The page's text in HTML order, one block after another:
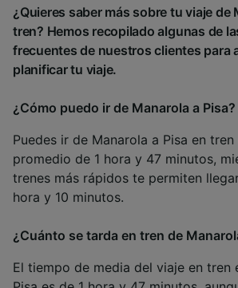
¿Quieres saber más sobre tu viaje de
tren? Hemos recopilado algunas de
frecuentes de nuestros clientes para
planificar tu viaje.
¿Cómo puedo ir de Manarola a Pisa?
Puedes ir de Manarola a Pisa en
promedio de 1 hora y 47 minutos,
trenes más rápidos te permiten
hora y 10 minutos.
¿Cuánto se tarda en tren de
El tiempo de media del viaje en tren